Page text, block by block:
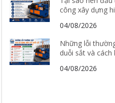
công xây dựng
04/08/2026
Những lỗi
duỗi sắt và cách
04/08/2026